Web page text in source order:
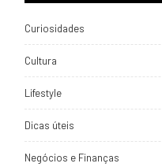
Curiosidades
Cultura
Lifestyle
Dicas úteis
Negócios e Finanças